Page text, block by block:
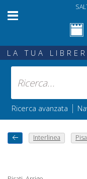
LA TUA
Ricerca avanzata |
Interlinea